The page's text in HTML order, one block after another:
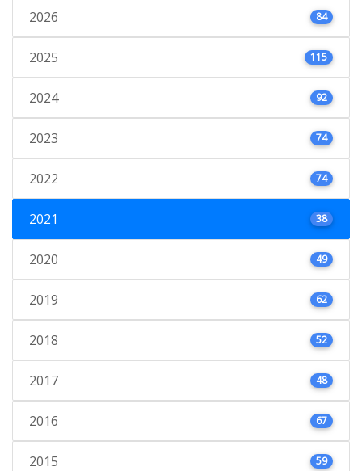
2026 84
2025 115
2024 92
2023 74
2022 74
2021 38
2020 49
2019 62
2018 52
2017 48
2016 67
2015 59